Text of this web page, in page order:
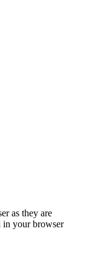
as they are
in your browser